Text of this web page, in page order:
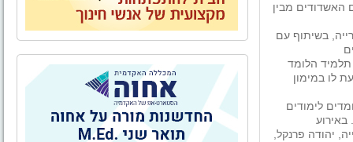
האשדודים מבין
בשיתוף עם
תלמיד הלומד
לו במימון
לימודים
יהודה פרנקל,